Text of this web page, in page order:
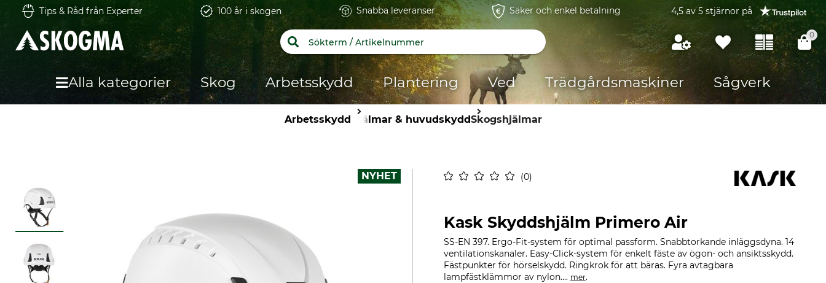
Tips & Råd från Experter 100 år i skogen Snabba leveranser Säker och enkel betalning 4,5 av 5 stjärnor på
0
Alla kategorier Skog Arbetsskydd Plantering Ved Trädgårdsmaskiner Sågverk
Arbetsskydd Hjälmar & huvudskyddSkogshjälmar
0
NYHET
Kask Skyddshjälm Primero Air
SS-EN 397. Ergo-Fit-system för optimal passform. Snabbtorkande inläggsdyna. 14
ventilationskanaler. Easy-Click-system för enkelt fäste av ögon- och ansiktsskydd.
Fästpunkter för hörselskydd. Ringkrok för att bäras. Fyra avtagbara
lampfästklämmor av nylon.... mer.